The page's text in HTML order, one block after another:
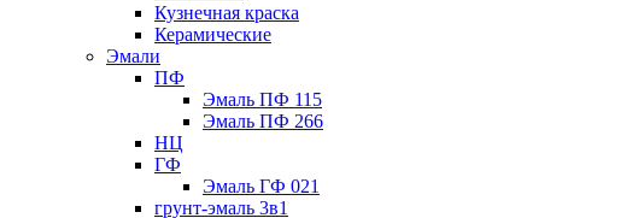
Кузнечная краска
Керамические
Эмали
ПФ
Эмаль ПФ 115
Эмаль ПФ 266
НЦ
ГФ
Эмаль ГФ 021
грунт-эмаль 3в1